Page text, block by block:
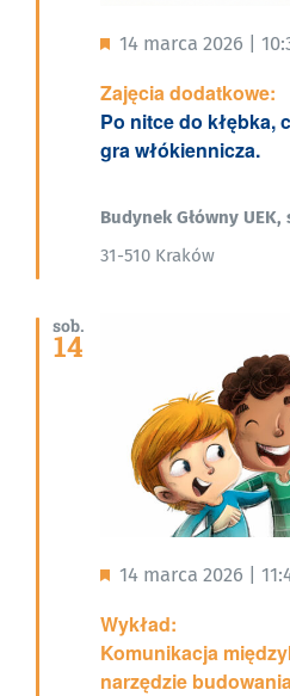
Zajęcia dodatkowe:
Po nitce do kłębka,
gra włókiennicza.
Wyróżnione
14 marca 2026 |
Budynek Główny UEK,
31-510 Kraków
sob.
14
Wykład:
Komunikacja
narzędzie
Wyróżnione
14 marca 2026 |